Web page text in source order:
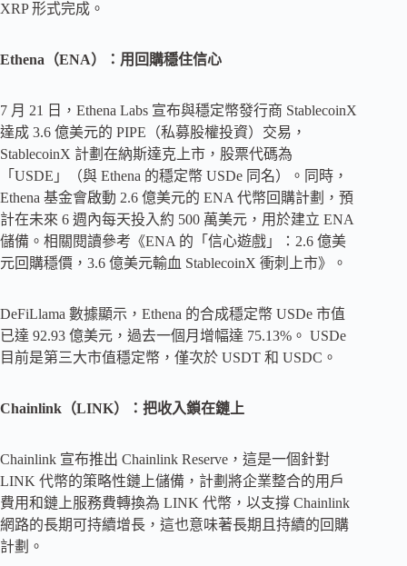
XRP 形式完成。
Ethena（ENA）：用回購穩住信心
7 月 21 日，Ethena Labs 宣布與穩定幣發行商 StablecoinX
達成 3.6 億美元的 PIPE（私募股權投資）交易，
StablecoinX 計劃在納斯達克上市，股票代碼為
「USDE」（與 Ethena 的穩定幣 USDe 同名）。同時，
Ethena 基金會啟動 2.6 億美元的 ENA 代幣回購計劃，預
計在未來 6 週內每天投入約 500 萬美元，用於建立 ENA
儲備。相關閱讀參考《ENA 的「信心遊戲」：2.6 億美
元回購穩價，3.6 億美元輸血 StablecoinX 衝刺上市》。
DeFiLlama 數據顯示，Ethena 的合成穩定幣 USDe 市值
已達 92.93 億美元，過去一個月增幅達 75.13%。 USDe
目前是第三大市值穩定幣，僅次於 USDT 和 USDC。
Chainlink（LINK）：把收入鎖在鏈上
Chainlink 宣布推出 Chainlink Reserve，這是一個針對
LINK 代幣的策略性鏈上儲備，計劃將企業整合的用戶
費用和鏈上服務費轉換為 LINK 代幣，以支撐 Chainlink
網路的長期可持續增長，這也意味著長期且持續的回購
計劃。